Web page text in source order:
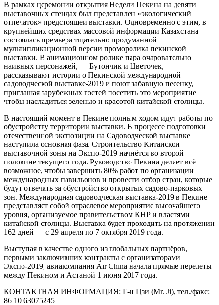
В рамках церемонии открытия Недели Пекина на девяти
выставочных стендах был представлен «экологический
отпечаток» предстоящей выставки. Одновременно с этим, в
крупнейших средствах массовой информации Казахстана
состоялась премьера тщательно продуманной
мультипликационной версии проморолика пекинской
выставки. В анимационном ролике пара очаровательно
наивных персонажей, — Бутончик и Цветочек, —
рассказывают истории о Пекинской международной
садоводческой выставке-2019 и поют забавную песенку,
приглашая зарубежных гостей посетить это мероприятие,
чтобы насладиться зеленью и красотой китайской столицы.
В настоящий момент в Пекине полным ходом идут работы по
обустройству территории выставки. В процессе подготовки
отечественной экспозиции на Садоводческой выставке
наступила основная фаза. Строительство Китайской
выставочной зоны на Экспо-2019 начнётся во второй
половине текущего года. Руководство Пекина делает всё
возможное, чтобы завершить 80% работ по организации
международных павильонов и провести отбор стран, которые
будут отвечать за обустройство открытых садово-парковых
зон. Международная садоводческая выставка-2019 в Пекине
представляет собой отраслевое мероприятие высочайшего
уровня, организуемое правительством КНР и властями
китайской столицы. Выставка будет проходить на протяжении
162 дней — с 29 апреля по 7 октября 2019 года.
Выступая в качестве одного из глобальных партнёров,
первыми заключивших контракты с организаторами
Экспо-2019, авиакомпания Air China начала прямые перелёты
между Пекином и Астаной 1 июня 2017 года.
КОНТАКТНАЯ ИНФОРМАЦИЯ: Г-н Цзи (Mr. Ji), тел./факс:
86 10 63075245